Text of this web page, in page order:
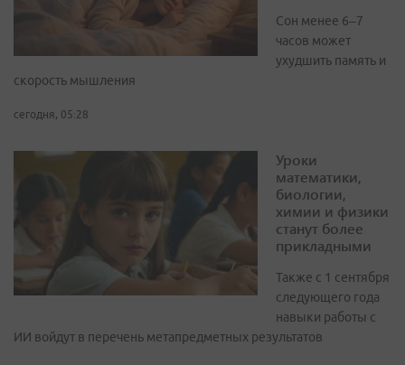
Сон менее 6–7
часов может
ухудшить память и
скорость мышления
сегодня, 05:28
Уроки
математики,
биологии,
химии и физики
станут более
прикладными
Также с 1 сентября
следующего года
навыки работы с
ИИ войдут в перечень метапредметных результатов